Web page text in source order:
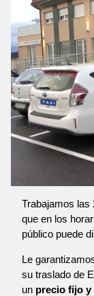
Trabajamos las
que en los
público puede
Le
su traslado de
un precio fijo y